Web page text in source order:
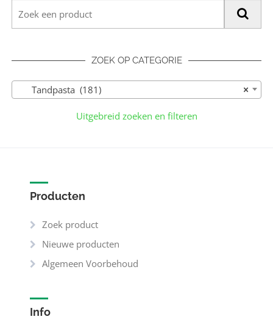
ZOEK OP CATEGORIE
×
Tandpasta (181)
Uitgebreid zoeken en filteren
Producten
Zoek product
Nieuwe producten
Algemeen Voorbehoud
Info